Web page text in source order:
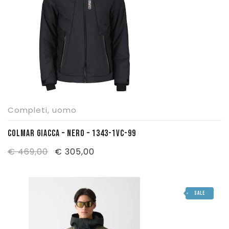
Completi, uomo
COLMAR GIACCA – NERO – 1343-1VC-99
€469,00
Il
€ 469,00.
€ 305,00
è:
€ 305,00.
SALE